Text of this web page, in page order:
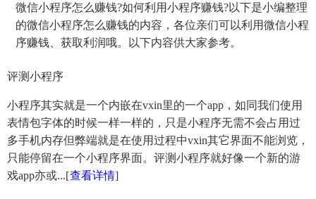
微信小程序怎么赚钱?如何利用小程序赚钱?以下是小编整理
的微信小程序怎么赚钱的内容，各位亲们可以利用微信小程
序赚钱、获取利润哦。以下内容供大家参考。
评测小程序
小程序其实就是一个内嵌在vxin里的一个app，如同我们使用
表情包字体的时候一样一样的，只是小程序无需不会占用过
多手机内存但弊端就是在使用过程中vxin其它界面不能浏览，
只能停留在一个小程序界面。评测小程序就好像一个新的游
戏app亦或...[查看详情]